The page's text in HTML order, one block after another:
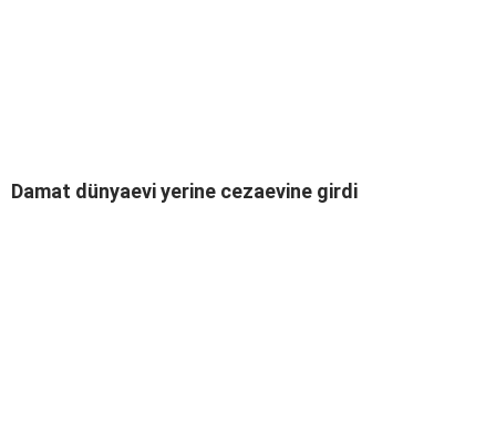
Damat dünyaevi yerine cezaevine girdi